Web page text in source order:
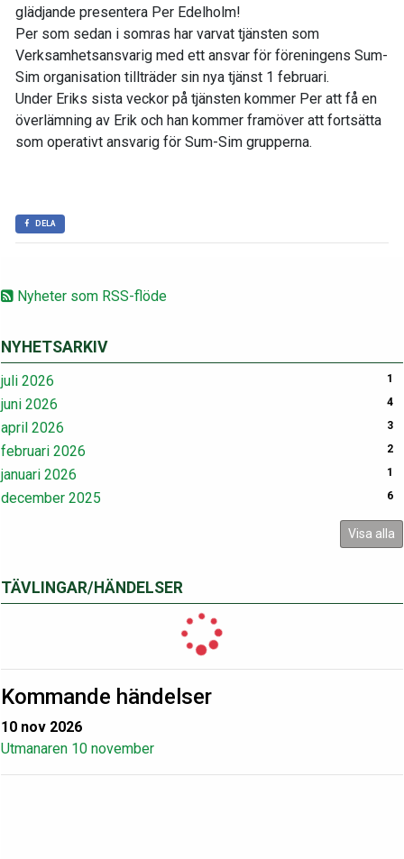
Nyheter som RSS-flöde
NYHETSARKIV
juli 2026 1
juni 2026 4
april 2026 3
februari 2026 2
januari 2026 1
december 2025 6
Visa alla
TÄVLINGAR/HÄNDELSER
Kommande händelser
10 nov 2026
Utmanaren 10 november
glädjande presentera Per Edelholm!
Per som sedan i somras har varvat tjänsten som
Verksamhetsansvarig med ett ansvar för föreningens Sum-
Sim organisation tillträder sin nya tjänst 1 februari.
Under Eriks sista veckor på tjänsten kommer Per att få en
överlämning av Erik och han kommer framöver att fortsätta
som operativt ansvarig för Sum-Sim grupperna.
DELA